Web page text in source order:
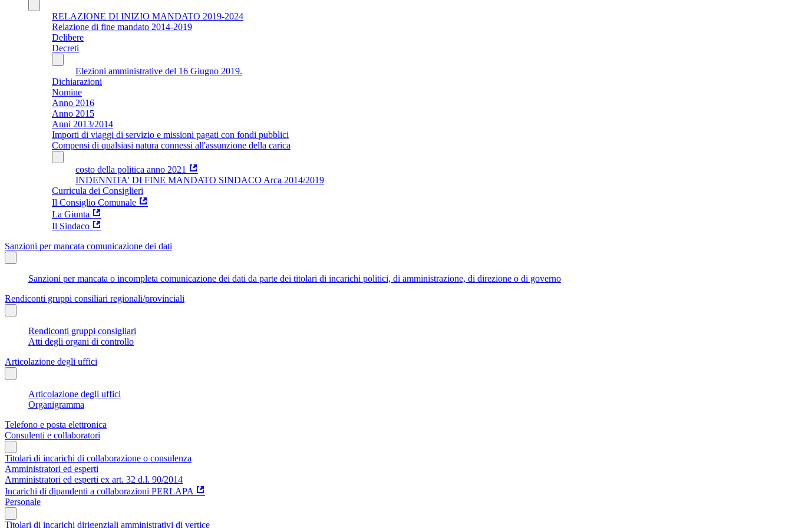
RELAZIONE DI INIZIO MANDATO 2019-2024
Relazione di fine mandato 2014-2019
Delibere
Decreti
Elezioni amministrative del 16 Giugno 2019.
Dichiarazioni
Nomine
Anno 2016
Anno 2015
Anni 2013/2014
Importi di viaggi di servizio e missioni pagati con fondi pubblici
Compensi di qualsiasi natura connessi all'assunzione della carica
costo della politica anno 2021
INDENNITA' DI FINE MANDATO SINDACO Arca 2014/2019
Curricula dei Consiglieri
Il Consiglio Comunale
La Giunta
Il Sindaco
Sanzioni per mancata comunicazione dei dati
Sanzioni per mancata o incompleta comunicazione dei dati da parte dei titolari di incarichi politici, di amministrazione, di direzione o di governo
Rendiconti gruppi consiliari regionali/provinciali
Rendiconti gruppi consigliari
Atti degli organi di controllo
Articolazione degli uffici
Articolazione degli uffici
Organigramma
Telefono e posta elettronica
Consulenti e collaboratori
Titolari di incarichi di collaborazione o consulenza
Amministratori ed esperti
Amministratori ed esperti ex art. 32 d.l. 90/2014
Incarichi di dipandenti a collaborazioni PERLAPA
Personale
Titolari di incarichi dirigenziali amministrativi di vertice